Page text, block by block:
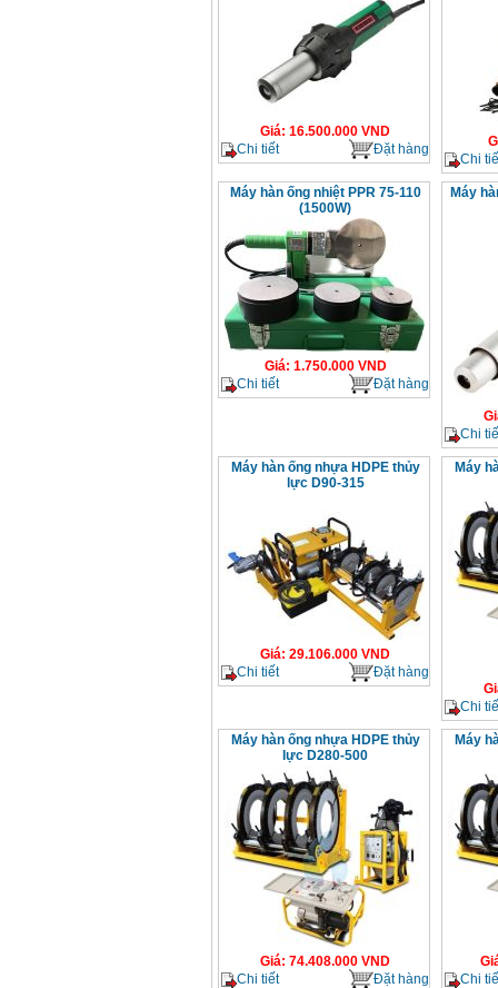
Giá: 16.500.000 VND
Chi tiết
Đặt hàng
Chi
Máy hàn ống nhiệt PPR 75-110
(1500W)
Giá: 1.750.000VND
Chi tiết
Đặt hàng
Máy
Chi
Máy hàn ống nhựa HDPE thủy
lực D90-315
Giá: 29.106.000 VND
Chi tiết
Đặt hàng
Máy
Chi
Máy hàn ống nhựa HDPE thủy
lực D280-500
Giá: 74.408.000 VND
Chi tiết
Đặt hàng
Máy
Chi